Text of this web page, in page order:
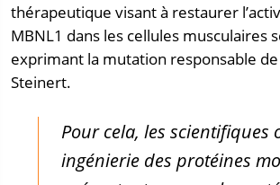
thérapeutique visant à restaurer
MBNL1 dans les cellules musculaires
exprimant la mutation responsable
Steinert.
Pour cela, les scientifiques
ingénierie des protéines